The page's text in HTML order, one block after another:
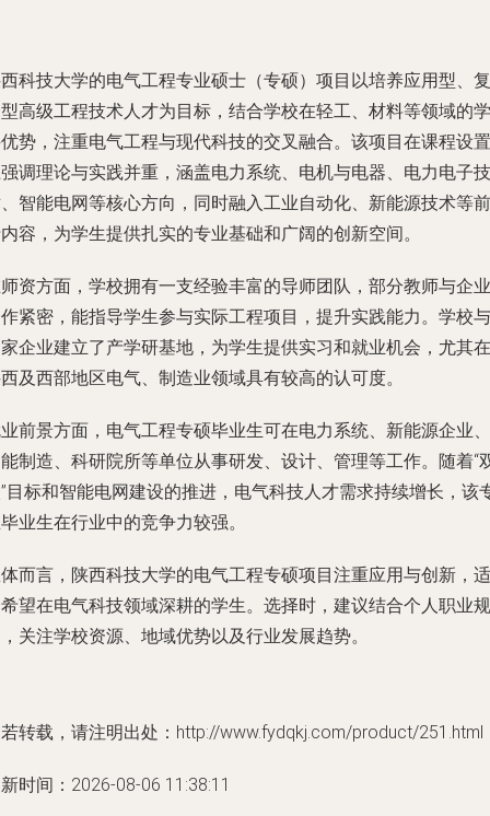
科技大学的电气工程专业硕士（专硕）项目以培养应用型、复
高级工程技术人才为目标，结合学校在轻工、材料等领域的学
势，注重电气工程与现代科技的交叉融合。该项目在课程设置
调理论与实践并重，涵盖电力系统、电机与电器、电力电子技
智能电网等核心方向，同时融入工业自动化、新能源技术等前
容，为学生提供扎实的专业基础和广阔的创新空间。
资方面，学校拥有一支经验丰富的导师团队，部分教师与企业
紧密，能指导学生参与实际工程项目，提升实践能力。学校与
企业建立了产学研基地，为学生提供实习和就业机会，尤其在
及西部地区电气、制造业领域具有较高的认可度。
前景方面，电气工程专硕毕业生可在电力系统、新能源企业、
制造、科研院所等单位从事研发、设计、管理等工作。随着“
目标和智能电网建设的推进，电气科技人才需求持续增长，该
业生在行业中的竞争力较强。
而言，陕西科技大学的电气工程专硕项目注重应用与创新，适
望在电气科技领域深耕的学生。选择时，建议结合个人职业规
关注学校资源、地域优势以及行业发展趋势。
转载，请注明出处：http://www.fydqkj.com/product/251.html
时间：2026-08-06 11:38:11